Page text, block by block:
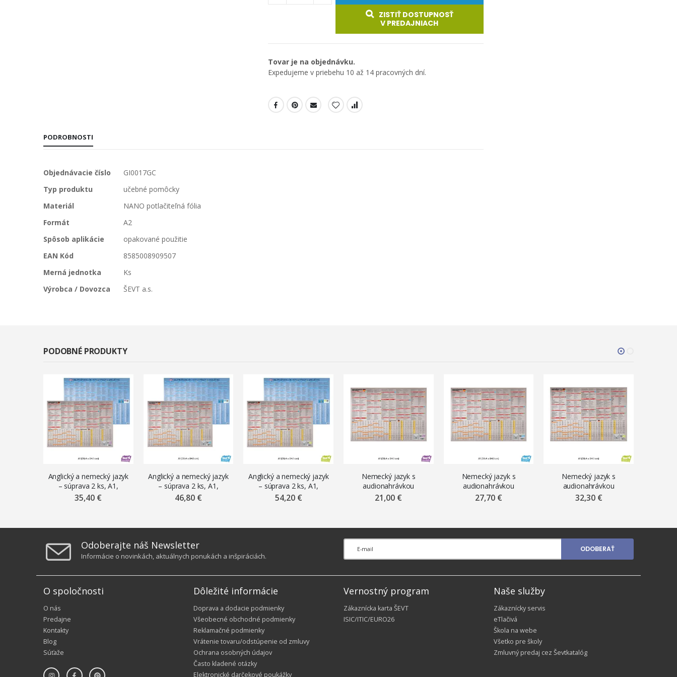
ZISTIŤ DOSTUPNOSŤ
V PREDAJNIACH
Tovar je na objednávku.
Expedujeme v priebehu 10 až 14 pracovných dní.
PODROBNOSTI
Viac
Objednávacie číslo
GI0017GC
Typ produktu
učebné pomôcky
Materiál
NANO potlačiteľná fólia
Formát
A2
Spôsob aplikácie
opakované použitie
EAN Kód
8585008909507
Merná jednotka
Ks
Výrobca / Dovozca
ŠEVT a.s.
PODOBNÉ PRODUKTY
Anglický a nemecký jazyk
– súprava 2 ks, A1,
samolepiace nálepky
ŠEVT samolepka
35,40 €
Anglický a nemecký jazyk
– súprava 2 ks, A1,
premiestniteľné
magnetické fólie ŠEVT
46,80 €
Anglický a nemecký jazyk
– súprava 2 ks, A1,
premiestniteľné nálepky
ŠEVT NANO print
54,20 €
Nemecký jazyk s
audionahrávkou
výslovnosti viet,
najpoužívanejšie slová a
21,00 €
Nemecký jazyk s
audionahrávkou
výslovnosti viet,
najpoužívanejšie slová a
27,70 €
Nemecký jazyk s
audionahrávkou
výslovnosti viet,
najpoužívanejšie slová a
ŠEVT NANO print
32,30 €
Odoberajte náš Newsletter
Informácie o novinkách, aktuálnych ponukách a inšpiráciách.
ODOBERAŤ
O spoločnosti
O nás
Predajne
Kontakty
Blog
Súťaže
Dôležité informácie
Doprava a dodacie podmienky
Všeobecné obchodné podmienky
Reklamačné podmienky
Vrátenie tovaru/odstúpenie od zmluvy
Ochrana osobných údajov
Často kladené otázky
Elektronické darčekové poukážky
Vernostný program
Zákaznícka karta ŠEVT
ISIC/ITIC/EURO26
Naše služby
Zákaznícky servis
eTlačivá
Škola na webe
Všetko pre školy
Zmluvný predaj cez Ševtkatalóg